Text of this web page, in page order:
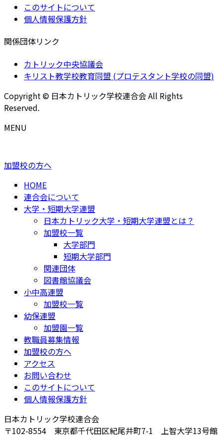
このサイトについて
個人情報保護方針
関係団体リンク
カトリック中央協議会
キリスト教学校教育同盟 (プロテスタント学校の同盟)
Copyright © 日本カトリック学校連合会 All Rights
Reserved.
MENU
加盟校の方へ
HOME
連合会について
大学・短期大学連盟
日本カトリック大学・短期大学連盟とは？
加盟校一覧
大学部門
短期大学部門
関連団体
図書館協議会
小中高連盟
加盟校一覧
幼保連盟
加盟園一覧
教職員募集情報
加盟校の方へ
アクセス
お問い合わせ
このサイトについて
個人情報保護方針
日本カトリック学校連合会
〒102-8554 東京都千代田区紀尾井町7-1 上智大学13号館